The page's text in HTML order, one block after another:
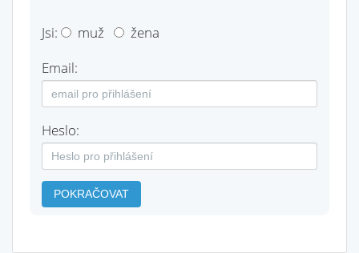
Jsi: muž
žena
Email:
Heslo:
POKRAČOVAT